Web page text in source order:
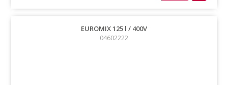
EUROMIX 125 l / 400V
04602222